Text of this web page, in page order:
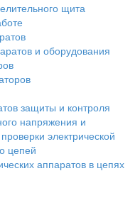
щита
и оборудования
защиты и контроля
напряжения и
электрической
цепей
аппаратов в цепях